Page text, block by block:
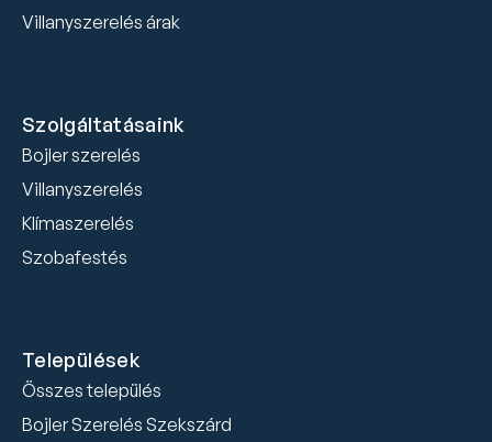
Szolgáltatásaink
Bojler szerelés
Villanyszerelés
Klímaszerelés
Szobafestés
Települések
Összes település
Bojler Szerelés Szekszárd
Villanyszerelés árak